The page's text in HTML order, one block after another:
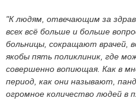
"К людям, отвечающим за
всех всё больше и больше
больницы, сокращают врачей,
якобы пять поликлиник, где
совершенно вопиющая. Как в
период, как они называют,
огромное количество людей в